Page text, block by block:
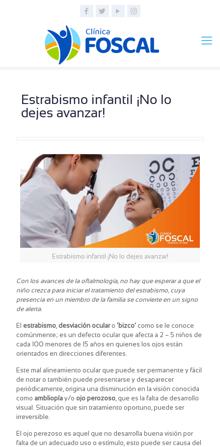
Estrabismo infantil ¡No lo
dejes avanzar!
Estrabismo infantil ¡No lo dejes avanzar!
Con los avances de la oftalmología, no hay que esperar a que el
niño crezca para iniciar el tratamiento del estrabismo, cuya
presencia en un miembro de la familia se convierte en un signo
de alerta.
El estrabismo desviación ocularo ‘bizco’ como se le conoce
comúnmente; es un defecto ocular que afecta a 2 – 5 niños de
cada 100 menores de 15 años en quienes los ojos están
orientados en direcciones diferentes.
Este mal alineamiento ocular que puede ser permanente y fácil
de notar o también puede presentarse y desaparecer
periódicamente, origina una disminución en la visión conocida
como ambliopía y/o ojo perozoso , que es la falta de desarrollo
visual. Situación que sin tratamiento oportuno, puede ser
irreversible.
El ojo perezoso es aquel que no desarrolla buena visión por
falta de un adecuado uso o estímulo, esto puede ser causa del